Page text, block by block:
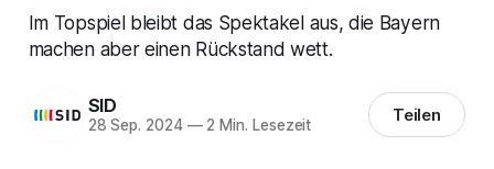
Im Topspiel bleibt das Spektakel aus, die Bayern
machen aber einen Rückstand wett.
SID
28 Sep. 2024 —2 Min. Lesezeit Teilen